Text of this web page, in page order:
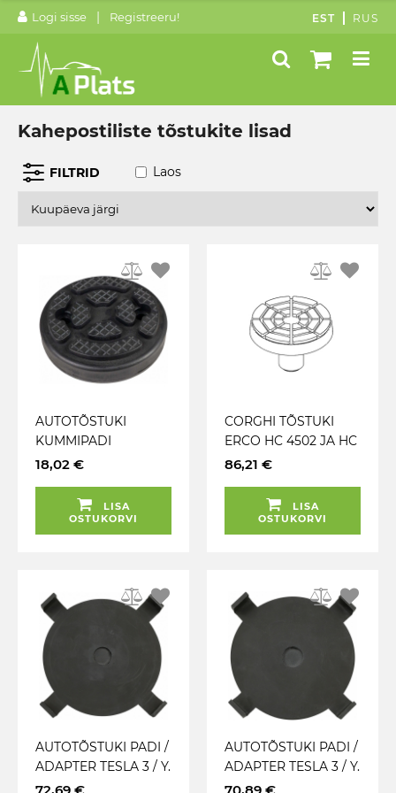
Logi sisse | Registreeru! EST RUS
Kahepostiliste tõstukite lisad
FILTRID Laos
AUTOTÕSTUKI
KUMMIPADI
ÜMMARGUNE 120MM
18,02 €
LISA
OSTUKORVI
CORGHI TÕSTUKI
ERCO HC 4502 JA HC
5502 VARU KÄPA
METALLPLAADIGA
86,21 €
LISA
OSTUKORVI
AUTOTÕSTUKI PADI /
ADAPTER TESLA 3 / Y.
METALL+KUMM
AUTOTÕSTUKI PADI /
ADAPTER TESLA 3 / Y.
METALL+KUMM